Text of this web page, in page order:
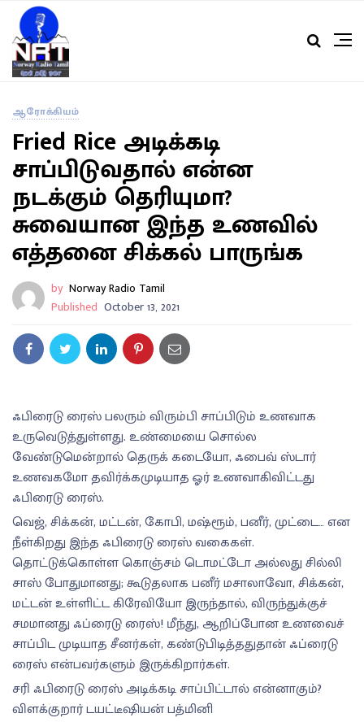
ஆரோக்கியம்
Fried Rice அடிக்கடி
சாப்பிடுவதால் என்ன
நடக்கும் தெரியுமா?
சுவையான இந்த உணவில்
எத்தனை சிக்கல் பாருங்க
by Norway Radio Tamil
Published October 13, 2021
ஃபிரைடு ரைஸ் பலரும் விரும்பி சாப்பிடும் உணவாக
உருவெடுத்துள்ளது. உண்மையை சொல்ல
வேண்டுமென்றால் தெருக் கடையோ, ஃபைவ் ஸ்டார்
உணவகமோ தவிர்க்கமுடியாத ஓர் உணவாகிவிட்டது
ஃபிரைடு ரைஸ்.
வெஜ், சிக்கன், மட்டன், கோபி, மஷ்ரூம், பனீர், முட்டை… என
நீள்கிறது இந்த ஃபிரைடு ரைஸ் வகைகள்.
தொட்டுக்கொள்ள கொஞ்சம் டொமட்டோ அல்லது சில்லி
சாஸ் போதுமானது; கூடுதலாக பனீர் மசாலாவோ, சிக்கன்,
மட்டன் உள்ளிட்ட கிரேவியோ இருந்தால், விருந்துக்குச்
சமமானது ஃப்ரைடு ரைஸ்! மீந்து, ஆறிப்போன உணவைச்
சாப்பிட முடியாத சீனர்கள், கண்டுபிடித்ததுதான் ஃப்ரைடு
ரைஸ் என்பவர்களும் இருக்கிறார்கள்.
சரி ஃபிரைடு ரைஸ் அடிக்கடி சாப்பிட்டால் என்னாகும்?
விளக்குறார் டயட்டீஷியன் பத்மினி